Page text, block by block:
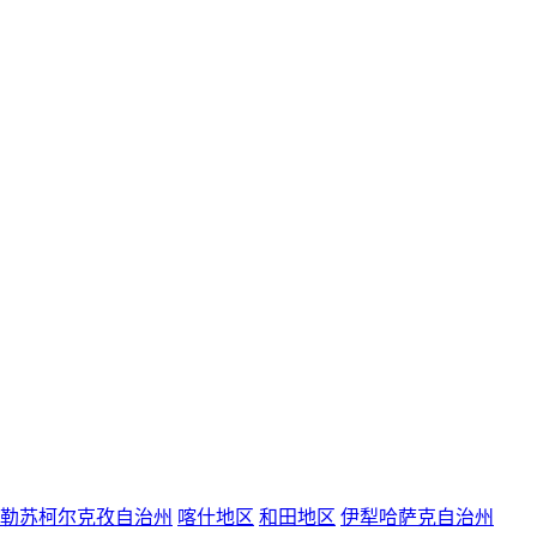
苏柯尔克孜自治州 喀什地区 和田地区 伊犁哈萨克自治州